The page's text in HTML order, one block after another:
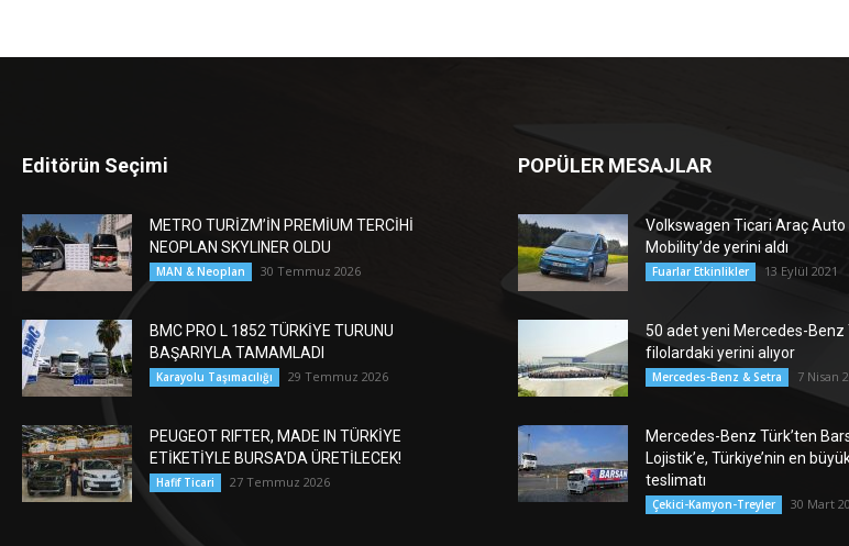
Editörün Seçimi
METRO TURİZM’İN PREMİUM TERCİHİ
NEOPLAN SKYLINER OLDU
MAN & Neoplan 30 Temmuz 2026
BMC PRO L 1852 TÜRKİYE TURUNU
BAŞARIYLA TAMAMLADI
Karayolu Taşımacılığı 29 Temmuz 2026
PEUGEOT RIFTER, MADE IN TÜRKİYE
ETİKETİYLE BURSA’DA ÜRETİLECEK!
Hafif Ticari 27 Temmuz 2026
POPÜLER MESAJLAR
Volkswagen Ticari Araç Auto
Mobility’de yerini aldı
Fuarlar Etkinlikler 13 Eylül 2021
50 adet yeni Mercedes-Benz
filolardaki yerini alıyor
Mercedes-Benz & Setra 7 Nisan
Mercedes-Benz Türk’ten
Lojistik’e, Türkiye’nin en
teslimatı
Çekici-Kamyon-Treyler 30 Mart